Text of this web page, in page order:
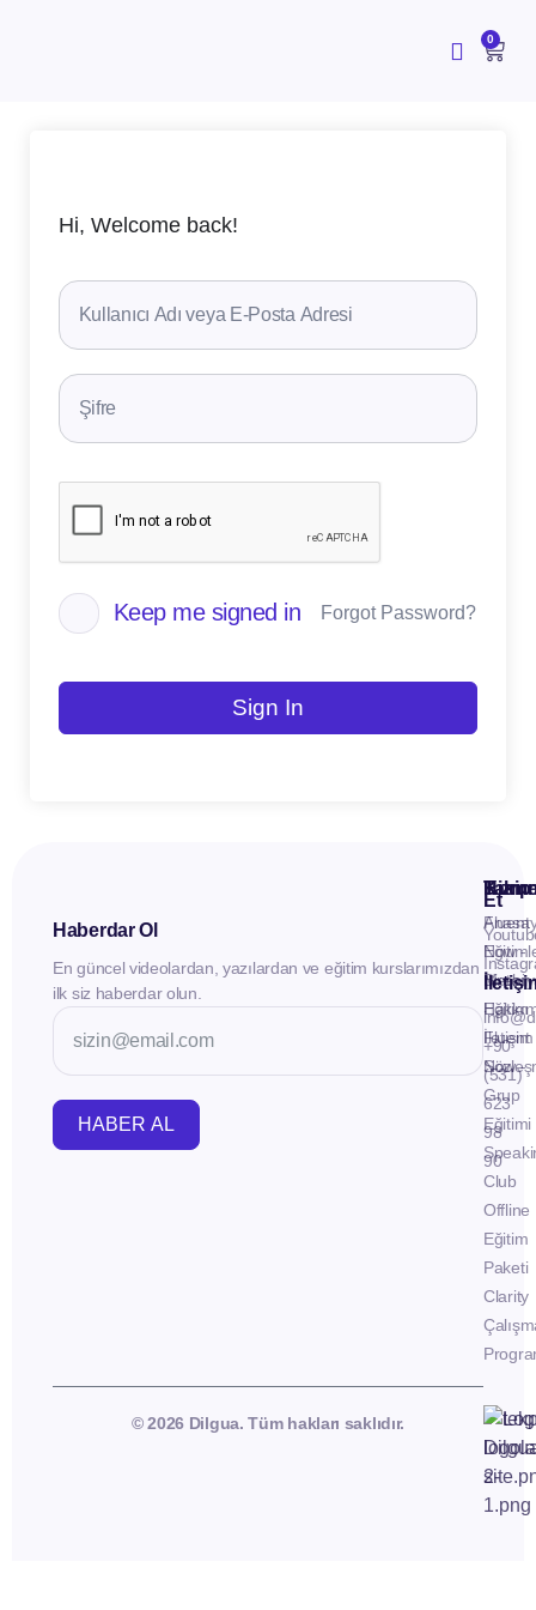
0
Hi, Welcome back!
Keep me signed in Forgot Password?
Sign In
Haberdar Ol
En güncel videolardan, yazılardan ve eğitim kurslarımızdan
ilk siz haberdar olun.
HABER AL
İletişim
Fluent
Now -
Birebir
Eğitim
Fluent
Now -
Grup
Eğitimi
Club
Offline
Eğitim
Paketi
Clarity
Takip
Et
+90
(531)
623
98
90
© 2026 Dilgua. Tüm hakları saklıdır.